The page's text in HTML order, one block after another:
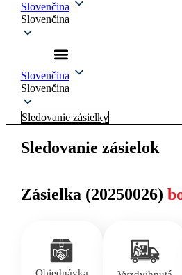
Slovenčina
Slovenčina
Slovenčina
Slovenčina
Sledovanie zásielky
Sledovanie zásielok
Zásielka (20250026)
Objednávka